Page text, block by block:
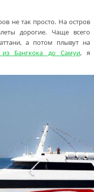
не так просто. На остров
дорогие. Чаще всего
а потом плывут на
из Бангкока до Самуи, я